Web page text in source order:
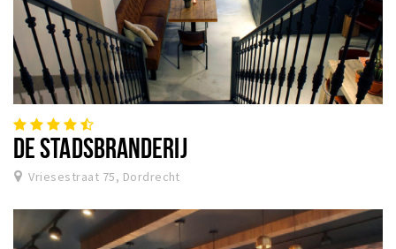
DE STADSBRANDERIJ
Vriesestraat 75, Dordrecht